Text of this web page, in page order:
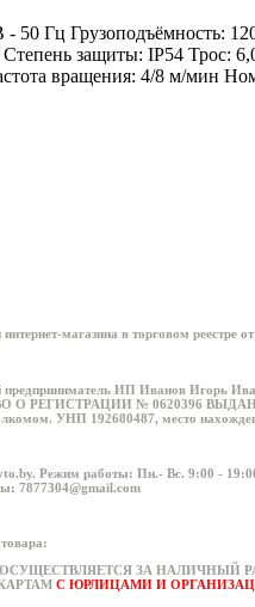
50 Гц Грузоподъёмность:
защиты: IP54 Трос:
вращения: 4/8 м/мин
интернет-магазина в торговом реестре
ИП Иванов Игорь
О РЕГИСТРАЦИИ № 0620396
УНП 192680487, место
Режим работы: Пн.- Вс. 9:00 -
7877304@gmail.com
ОСУЩЕСТВЛЯЕТСЯ ЗА НАЛИЧНЫЙ
С ЮРЛИЦАМИ И